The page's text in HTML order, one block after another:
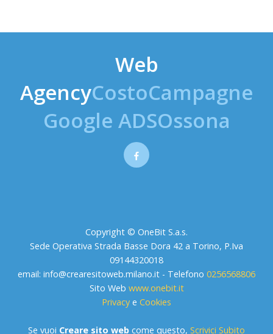
Web
AgencyCostoCampagne
Google ADSOssona
Copyright © OneBit S.a.s.
Sede Operativa Strada Basse Dora 42 a Torino, P.Iva
09144320018
email: info@crearesitoweb.milano.it - Telefono 0256568806
Sito Web www.onebit.it
Privacy e Cookies
Se vuoi Creare sito web come questo, Scrivici Subito